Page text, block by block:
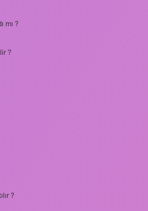
mı ?
?
?